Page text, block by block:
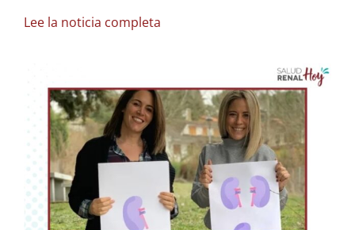
Lee la noticia completa